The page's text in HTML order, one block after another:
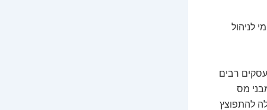
לניהול
עסקים רבים
מס
להתפוצץ